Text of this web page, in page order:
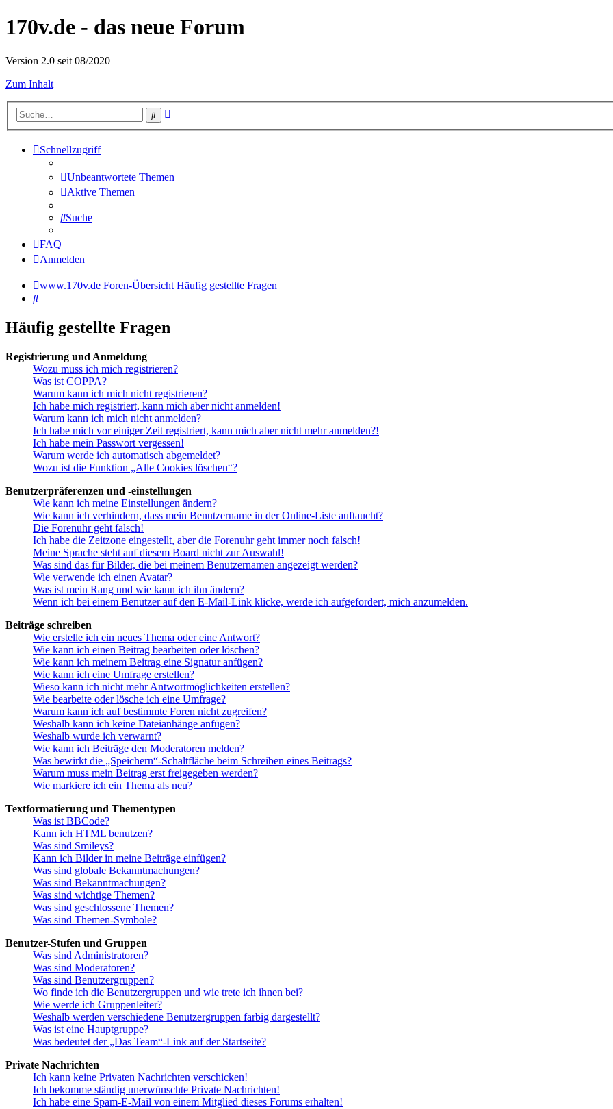
170v.de - das neue Forum
Version 2.0 seit 08/2020
Zum Inhalt
Suche
Schnellzugriff
Unbeantwortete Themen
Aktive Themen
Suche
FAQ
Anmelden
www.170v.de Foren-Übersicht Häufig gestellte Fragen
Suche
Häufig gestellte Fragen
Registrierung und Anmeldung
Wozu muss ich mich registrieren?
Was ist COPPA?
Warum kann ich mich nicht registrieren?
Ich habe mich registriert, kann mich aber nicht anmelden!
Warum kann ich mich nicht anmelden?
Ich habe mich vor einiger Zeit registriert, kann mich aber nicht mehr anmelden?!
Ich habe mein Passwort vergessen!
Warum werde ich automatisch abgemeldet?
Wozu ist die Funktion „Alle Cookies löschen“?
Benutzerpräferenzen und -einstellungen
Wie kann ich meine Einstellungen ändern?
Wie kann ich verhindern, dass mein Benutzername in der Online-Liste auftaucht?
Die Forenuhr geht falsch!
Ich habe die Zeitzone eingestellt, aber die Forenuhr geht immer noch falsch!
Meine Sprache steht auf diesem Board nicht zur Auswahl!
Was sind das für Bilder, die bei meinem Benutzernamen angezeigt werden?
Wie verwende ich einen Avatar?
Was ist mein Rang und wie kann ich ihn ändern?
Wenn ich bei einem Benutzer auf den E-Mail-Link klicke, werde ich aufgefordert, mich anzumelden.
Beiträge schreiben
Wie erstelle ich ein neues Thema oder eine Antwort?
Wie kann ich einen Beitrag bearbeiten oder löschen?
Wie kann ich meinem Beitrag eine Signatur anfügen?
Wie kann ich eine Umfrage erstellen?
Wieso kann ich nicht mehr Antwortmöglichkeiten erstellen?
Wie bearbeite oder lösche ich eine Umfrage?
Warum kann ich auf bestimmte Foren nicht zugreifen?
Weshalb kann ich keine Dateianhänge anfügen?
Weshalb wurde ich verwarnt?
Wie kann ich Beiträge den Moderatoren melden?
Was bewirkt die „Speichern“-Schaltfläche beim Schreiben eines Beitrags?
Warum muss mein Beitrag erst freigegeben werden?
Wie markiere ich ein Thema als neu?
Textformatierung und Thementypen
Was ist BBCode?
Kann ich HTML benutzen?
Was sind Smileys?
Kann ich Bilder in meine Beiträge einfügen?
Was sind globale Bekanntmachungen?
Was sind Bekanntmachungen?
Was sind wichtige Themen?
Was sind geschlossene Themen?
Was sind Themen-Symbole?
Benutzer-Stufen und Gruppen
Was sind Administratoren?
Was sind Moderatoren?
Was sind Benutzergruppen?
Wo finde ich die Benutzergruppen und wie trete ich ihnen bei?
Wie werde ich Gruppenleiter?
Weshalb werden verschiedene Benutzergruppen farbig dargestellt?
Was ist eine Hauptgruppe?
Was bedeutet der „Das Team“-Link auf der Startseite?
Private Nachrichten
Ich kann keine Privaten Nachrichten verschicken!
Ich bekomme ständig unerwünschte Private Nachrichten!
Ich habe eine Spam-E-Mail von einem Mitglied dieses Forums erhalten!